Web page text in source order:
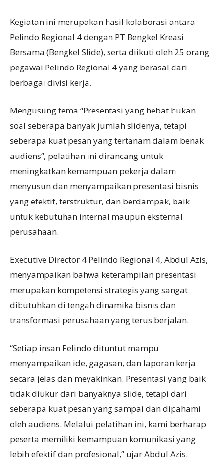
Kegiatan ini merupakan hasil kolaborasi antara
Pelindo Regional 4 dengan PT Bengkel Kreasi
Bersama (Bengkel Slide), serta diikuti oleh 25 orang
pegawai Pelindo Regional 4 yang berasal dari
berbagai divisi kerja.
Mengusung tema “Presentasi yang hebat bukan
soal seberapa banyak jumlah slidenya, tetapi
seberapa kuat pesan yang tertanam dalam benak
audiens”, pelatihan ini dirancang untuk
meningkatkan kemampuan pekerja dalam
menyusun dan menyampaikan presentasi bisnis
yang efektif, terstruktur, dan berdampak, baik
untuk kebutuhan internal maupun eksternal
perusahaan.
Executive Director 4 Pelindo Regional 4, Abdul Azis,
menyampaikan bahwa keterampilan presentasi
merupakan kompetensi strategis yang sangat
dibutuhkan di tengah dinamika bisnis dan
transformasi perusahaan yang terus berjalan.
“Setiap insan Pelindo dituntut mampu
menyampaikan ide, gagasan, dan laporan kerja
secara jelas dan meyakinkan. Presentasi yang baik
tidak diukur dari banyaknya slide, tetapi dari
seberapa kuat pesan yang sampai dan dipahami
oleh audiens. Melalui pelatihan ini, kami berharap
peserta memiliki kemampuan komunikasi yang
lebih efektif dan profesional,” ujar Abdul Azis.